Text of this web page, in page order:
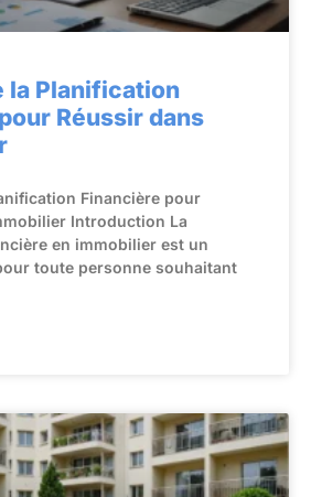
la Planification
Réussir dans
Financière pour
Introduction La
en immobilier est un
toute personne souhaitant